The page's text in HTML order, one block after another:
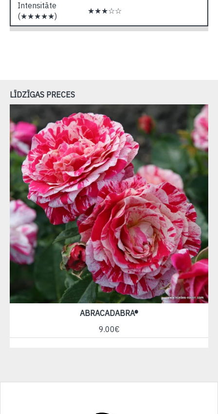
Intensitāte
(★★★★★)
★★★☆☆
LĪDZĪGAS PRECES
ABRACADABRA®
9.00€